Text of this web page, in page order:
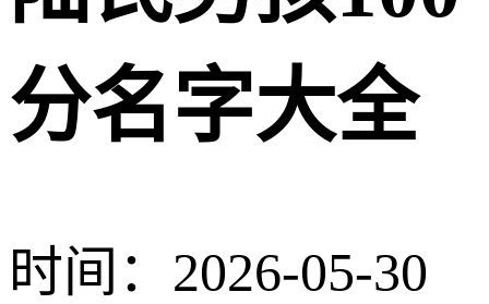
分名字大全
时间：2026-05-30